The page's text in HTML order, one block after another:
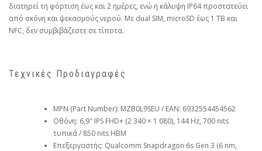
διατηρεί τη φόρτιση έως και 2 ημέρες, ενώ η κάλυψη IP64 προστατεύει
από σκόνη και ψεκασμούς νερού. Με dual SIM, microSD έως 1 TB και
NFC, δεν συμβιβάζεστε σε τίποτα.
Τεχνικές Προδιαγραφές
MPN (Part Number): MZB0L9SEU / EAN: 6932554454562
Οθόνη: 6,9″ IPS FHD+ (2 340 × 1 080), 144 Hz, 700 nits
τυπικά / 850 nits HBM
Επεξεργαστής: Qualcomm Snapdragon 6s Gen 3 (6 nm,